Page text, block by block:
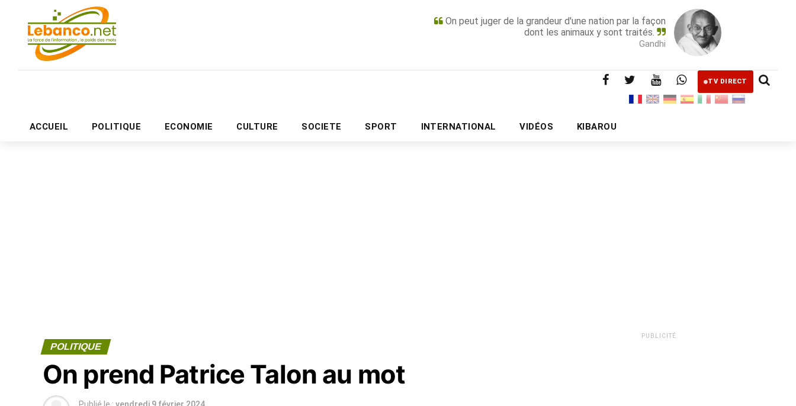
On peut juger de la grandeur d'une nation par la façon
dont les animaux y sont traités.
Gandhi
TV DIRECT
ACCUEIL POLITIQUE ECONOMIE CULTURE SOCIETE SPORT INTERNATIONAL VIDÉOS KIBAROU
PUBLICITÉ
POLITIQUE
On prend Patrice Talon au mot
PUBLICITÉ